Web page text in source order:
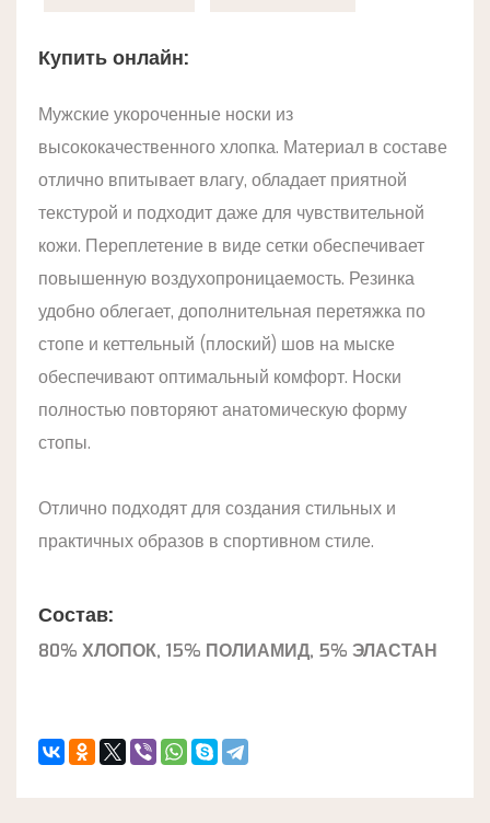
Купить онлайн:
Мужские укороченные носки из
высококачественного хлопка. Материал в составе
отлично впитывает влагу, обладает приятной
текстурой и подходит даже для чувствительной
кожи. Переплетение в виде сетки обеспечивает
повышенную воздухопроницаемость. Резинка
удобно облегает, дополнительная перетяжка по
стопе и кеттельный (плоский) шов на мыске
обеспечивают оптимальный комфорт. Носки
полностью повторяют анатомическую форму
стопы.
Отлично подходят для создания стильных и
практичных образов в спортивном стиле.
Состав:
80% ХЛОПОК, 15% ПОЛИАМИД, 5% ЭЛАСТАН